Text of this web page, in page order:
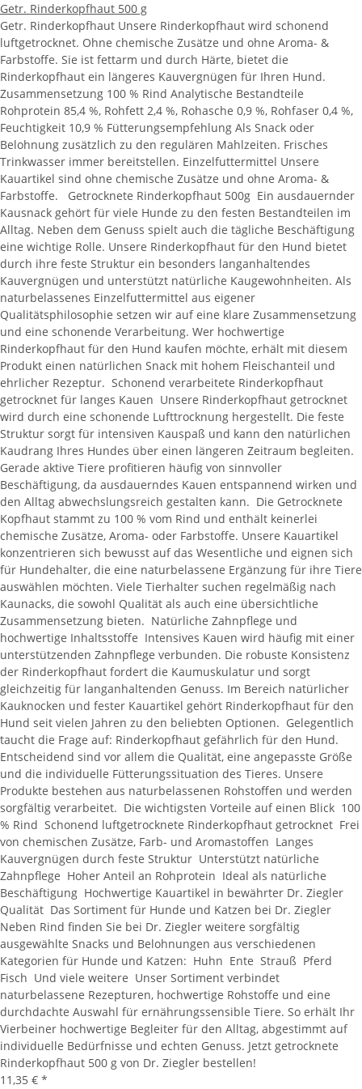
Getr. Rinderkopfhaut 500 g
Getr. Rinderkopfhaut Unsere Rinderkopfhaut wird schonend
luftgetrocknet. Ohne chemische Zusätze und ohne Aroma- &
Farbstoffe. Sie ist fettarm und durch Härte, bietet die
Rinderkopfhaut ein längeres Kauvergnügen für Ihren Hund.
Zusammensetzung 100 % Rind Analytische Bestandteile
Rohprotein 85,4 %, Rohfett 2,4 %, Rohasche 0,9 %, Rohfaser 0,4 %,
Feuchtigkeit 10,9 % Fütterungsempfehlung Als Snack oder
Belohnung zusätzlich zu den regulären Mahlzeiten. Frisches
Trinkwasser immer bereitstellen. Einzelfuttermittel Unsere
Kauartikel sind ohne chemische Zusätze und ohne Aroma- &
Farbstoffe. Getrocknete Rinderkopfhaut 500g Ein ausdauernder
Kausnack gehört für viele Hunde zu den festen Bestandteilen im
Alltag. Neben dem Genuss spielt auch die tägliche Beschäftigung
eine wichtige Rolle. Unsere Rinderkopfhaut für den Hund bietet
durch ihre feste Struktur ein besonders langanhaltendes
Kauvergnügen und unterstützt natürliche Kaugewohnheiten. Als
naturbelassenes Einzelfuttermittel aus eigener
Qualitätsphilosophie setzen wir auf eine klare Zusammensetzung
und eine schonende Verarbeitung. Wer hochwertige
Rinderkopfhaut für den Hund kaufen möchte, erhält mit diesem
Produkt einen natürlichen Snack mit hohem Fleischanteil und
ehrlicher Rezeptur. Schonend verarbeitete Rinderkopfhaut
getrocknet für langes Kauen Unsere Rinderkopfhaut getrocknet
wird durch eine schonende Lufttrocknung hergestellt. Die feste
Struktur sorgt für intensiven Kauspaß und kann den natürlichen
Kaudrang Ihres Hundes über einen längeren Zeitraum begleiten.
Gerade aktive Tiere profitieren häufig von sinnvoller
Beschäftigung, da ausdauerndes Kauen entspannend wirken und
den Alltag abwechslungsreich gestalten kann. Die Getrocknete
Kopfhaut stammt zu 100 % vom Rind und enthält keinerlei
chemische Zusätze, Aroma- oder Farbstoffe. Unsere Kauartikel
konzentrieren sich bewusst auf das Wesentliche und eignen sich
für Hundehalter, die eine naturbelassene Ergänzung für ihre Tiere
auswählen möchten. Viele Tierhalter suchen regelmäßig nach
Kaunacks, die sowohl Qualität als auch eine übersichtliche
Zusammensetzung bieten. Natürliche Zahnpflege und
hochwertige Inhaltsstoffe Intensives Kauen wird häufig mit einer
unterstützenden Zahnpflege verbunden. Die robuste Konsistenz
der Rinderkopfhaut fordert die Kaumuskulatur und sorgt
gleichzeitig für langanhaltenden Genuss. Im Bereich natürlicher
Kauknocken und fester Kauartikel gehört Rinderkopfhaut für den
Hund seit vielen Jahren zu den beliebten Optionen. Gelegentlich
taucht die Frage auf: Rinderkopfhaut gefährlich für den Hund.
Entscheidend sind vor allem die Qualität, eine angepasste Größe
und die individuelle Fütterungssituation des Tieres. Unsere
Produkte bestehen aus naturbelassenen Rohstoffen und werden
sorgfältig verarbeitet. Die wichtigsten Vorteile auf einen Blick 100
% Rind Schonend luftgetrocknete Rinderkopfhaut getrocknet Frei
von chemischen Zusätze, Farb- und Aromastoffen Langes
Kauvergnügen durch feste Struktur Unterstützt natürliche
Zahnpflege Hoher Anteil an Rohprotein Ideal als natürliche
Beschäftigung Hochwertige Kauartikel in bewährter Dr. Ziegler
Qualität Das Sortiment für Hunde und Katzen bei Dr. Ziegler
Neben Rind finden Sie bei Dr. Ziegler weitere sorgfältig
ausgewählte Snacks und Belohnungen aus verschiedenen
Kategorien für Hunde und Katzen: Huhn Ente Strauß Pferd
Fisch Und viele weitere Unser Sortiment verbindet
naturbelassene Rezepturen, hochwertige Rohstoffe und eine
durchdachte Auswahl für ernährungssensible Tiere. So erhält Ihr
Vierbeiner hochwertige Begleiter für den Alltag, abgestimmt auf
individuelle Bedürfnisse und echten Genuss. Jetzt getrocknete
Rinderkopfhaut 500 g von Dr. Ziegler bestellen!
11,35 € *